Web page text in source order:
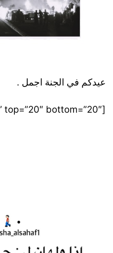
عيدكم في الجنة اجمل .
[divider style=”solid” top=”20″ bottom=”20″]